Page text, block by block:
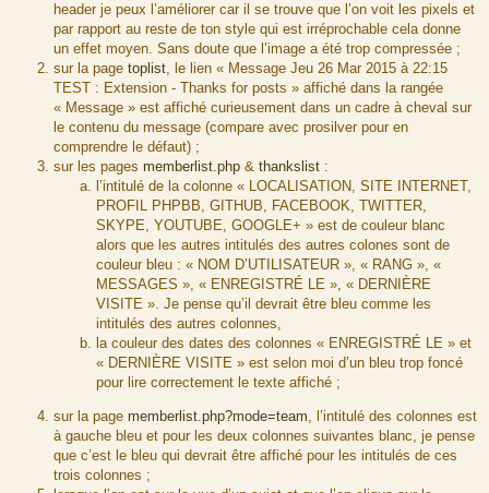
header je peux l’améliorer car il se trouve que l’on voit les pixels et
par rapport au reste de ton style qui est irréprochable cela donne
un effet moyen. Sans doute que l’image a été trop compressée ;
sur la page toplist, le lien « Message Jeu 26 Mar 2015 à 22:15
TEST : Extension - Thanks for posts » affiché dans la rangée
« Message » est affiché curieusement dans un cadre à cheval sur
le contenu du message (compare avec prosilver pour en
comprendre le défaut) ;
sur les pages memberlist.php & thankslist :
l’intitulé de la colonne « LOCALISATION, SITE INTERNET,
PROFIL PHPBB, GITHUB, FACEBOOK, TWITTER,
SKYPE, YOUTUBE, GOOGLE+ » est de couleur blanc
alors que les autres intitulés des autres colones sont de
couleur bleu : « NOM D’UTILISATEUR », « RANG », «
MESSAGES », « ENREGISTRÉ LE », « DERNIÈRE
VISITE ». Je pense qu’il devrait être bleu comme les
intitulés des autres colonnes,
la couleur des dates des colonnes « ENREGISTRÉ LE » et
« DERNIÈRE VISITE » est selon moi d’un bleu trop foncé
pour lire correctement le texte affiché ;
sur la page memberlist.php?mode=team, l’intitulé des colonnes est
à gauche bleu et pour les deux colonnes suivantes blanc, je pense
que c’est le bleu qui devrait être affiché pour les intitulés de ces
trois colonnes ;